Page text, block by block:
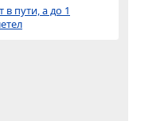
пути, а до 1